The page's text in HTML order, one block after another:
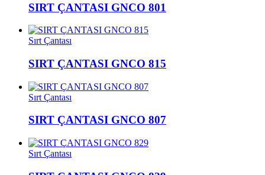
SIRT ÇANTASI GNCO 801
Sırt Çantası
SIRT ÇANTASI GNCO 815
Sırt Çantası
SIRT ÇANTASI GNCO 807
Sırt Çantası